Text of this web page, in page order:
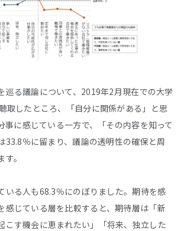
巡る議論について、2019年2月現在での大学
取したところ、「自分に関係がある」と思
事に感じている一方で、「その内容を知って
33.8％に留まり、議論の透明性の確保と周
。
いる人も68.3％にのぼりました。期待を感
感じている層を比較すると、期待層は「新
こす機会に恵まれたい」「将来、独立した